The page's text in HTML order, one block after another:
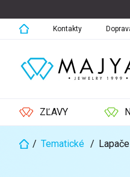
na
obsah
Kontakty
ZĽAVY
Domov
/ Tematické /